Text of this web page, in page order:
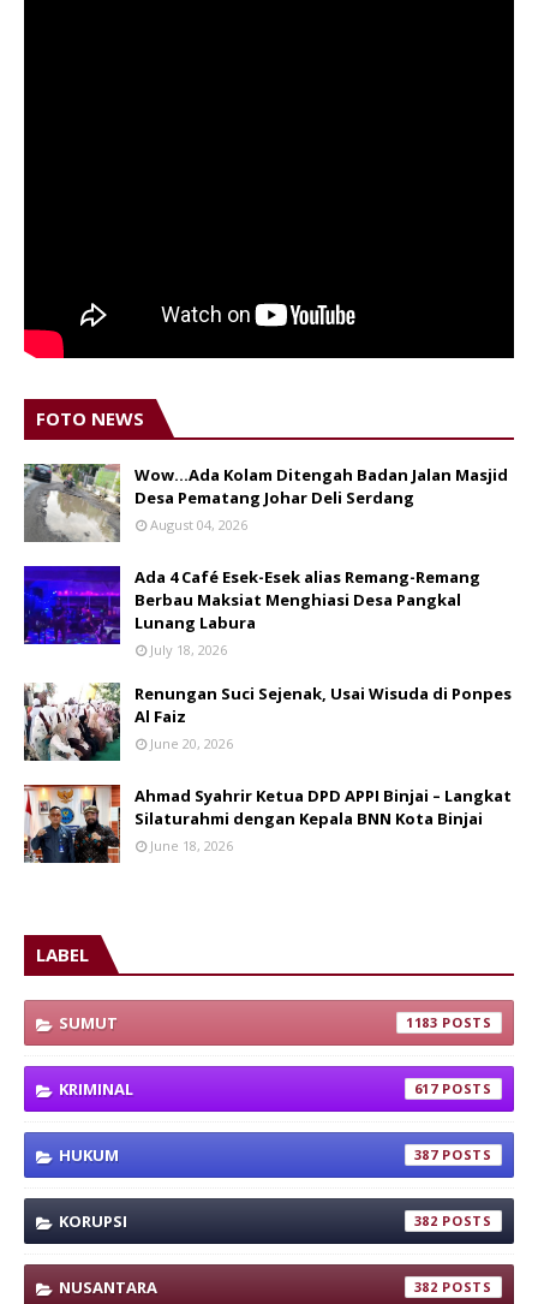
FOTO NEWS
Wow...Ada Kolam Ditengah Badan Jalan Masjid
Desa Pematang Johar Deli Serdang
August 04, 2026
Ada 4 Café Esek-Esek alias Remang-Remang
Berbau Maksiat Menghiasi Desa Pangkal
Lunang Labura
July 18, 2026
Renungan Suci Sejenak, Usai Wisuda di Ponpes
Al Faiz
June 20, 2026
Ahmad Syahrir Ketua DPD APPI Binjai – Langkat
Silaturahmi dengan Kepala BNN Kota Binjai
June 18, 2026
LABEL
SUMUT 1183
KRIMINAL 617
HUKUM 387
KORUPSI 382
NUSANTARA 382